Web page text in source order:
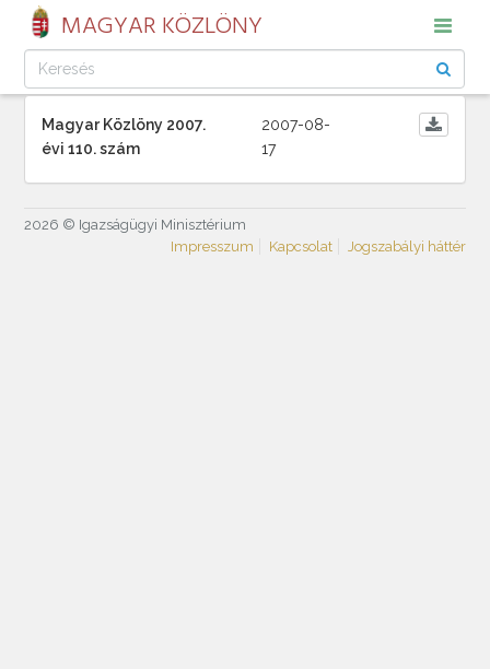
MAGYAR KÖZLÖNY
Magyar Közlöny 2007.
évi 110. szám
2007-08-
17
2026 © Igazságügyi Minisztérium
Impresszum
Kapcsolat Jogszabályi háttér